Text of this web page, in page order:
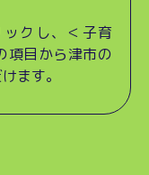
クし、＜子育
項目から津市の
ます。